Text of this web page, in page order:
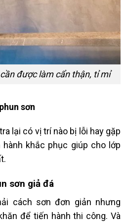
được làm cẩn thận, tỉ mỉ
sơn
lại có vị trí nào bị lỗi hay gặp
khắc phục giúp cho lớp
sơn giả đá
cách sơn đơn giản nhưng
để tiến hành thi công. Và